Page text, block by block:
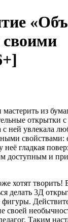
из
открытки
ней увлекала
свойствами:
неё гладкая
доступным и
хотят
делать 3Д
своей
Таким